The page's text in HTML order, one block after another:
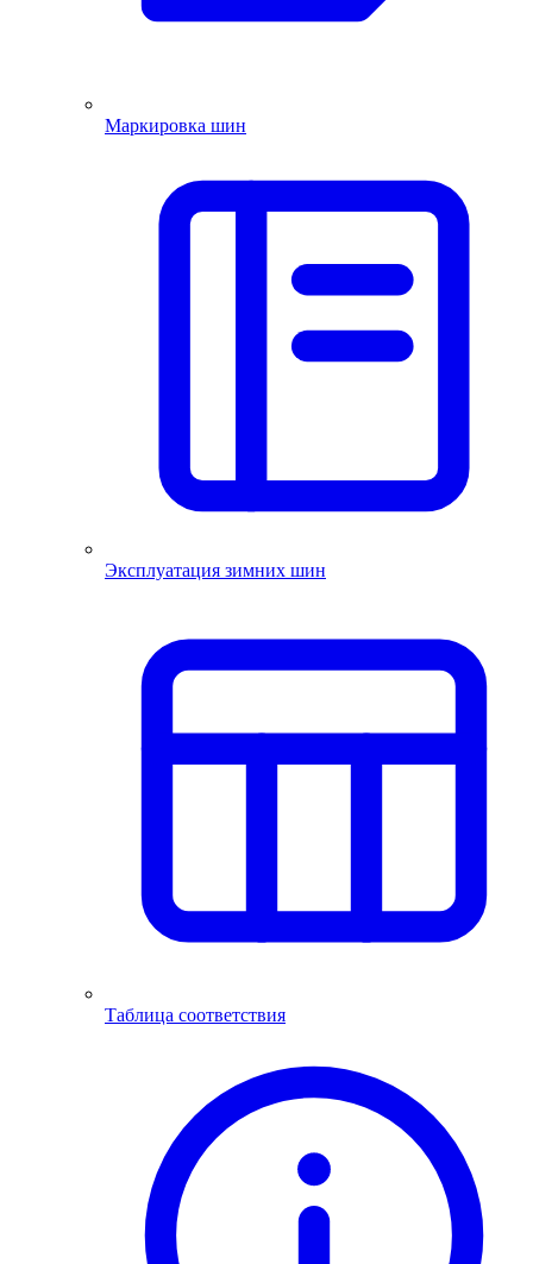
Маркировка шин
Эксплуатация зимних шин
Таблица соответствия